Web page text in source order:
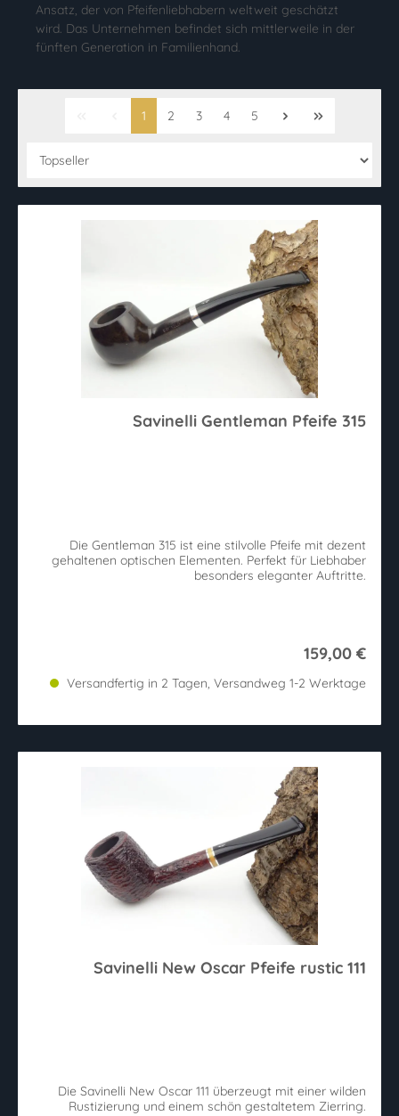
Ansatz, der von Pfeifenliebhabern weltweit geschätzt
wird. Das Unternehmen befindet sich mittlerweile in der
fünften Generation in Familienhand.
1 2 3 4 5
Savinelli Gentleman Pfeife 315
Die Gentleman 315 ist eine stilvolle Pfeife mit dezent
gehaltenen optischen Elementen. Perfekt für Liebhaber
besonders eleganter Auftritte.
159,00 €
Versandfertig in 2 Tagen, Versandweg 1-2 Werktage
Savinelli New Oscar Pfeife rustic 111
Die Savinelli New Oscar 111 überzeugt mit einer wilden
Rustizierung und einem schön gestaltetem Zierring.